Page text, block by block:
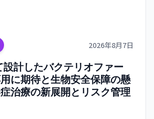
2026年8月7日
計したバクテリオファー
に期待と生物安全保障の懸
治療の新展開とリスク管理